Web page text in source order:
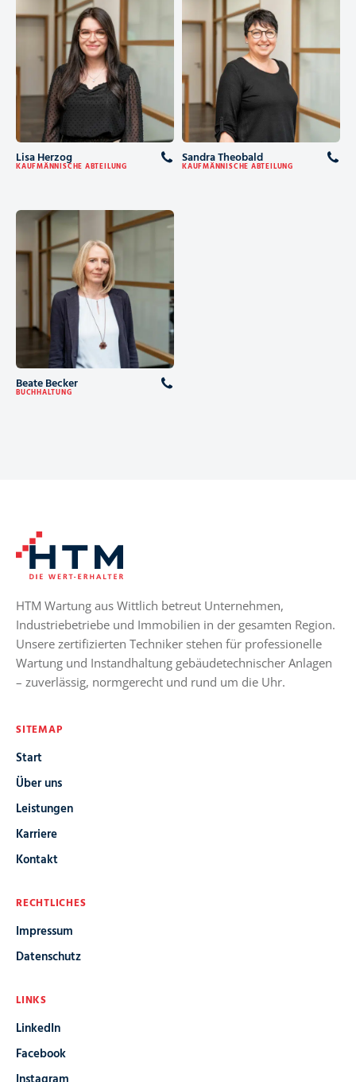
Lisa Herzog
KAUFMÄNNISCHE ABTEILUNG Sandra Theobald
KAUFMÄNNISCHE ABTEILUNG
Beate Becker
BUCHHALTUNG
HTM Wartung aus Wittlich betreut Unternehmen,
Industriebetriebe und Immobilien in der gesamten Region.
Unsere zertifizierten Techniker stehen für professionelle
Wartung und Instandhaltung gebäudetechnischer Anlagen
– zuverlässig, normgerecht und rund um die Uhr.
SITEMAP
Start
Über uns
Leistungen
Karriere
Kontakt
RECHTLICHES
Impressum
Datenschutz
LINKS
LinkedIn
Facebook